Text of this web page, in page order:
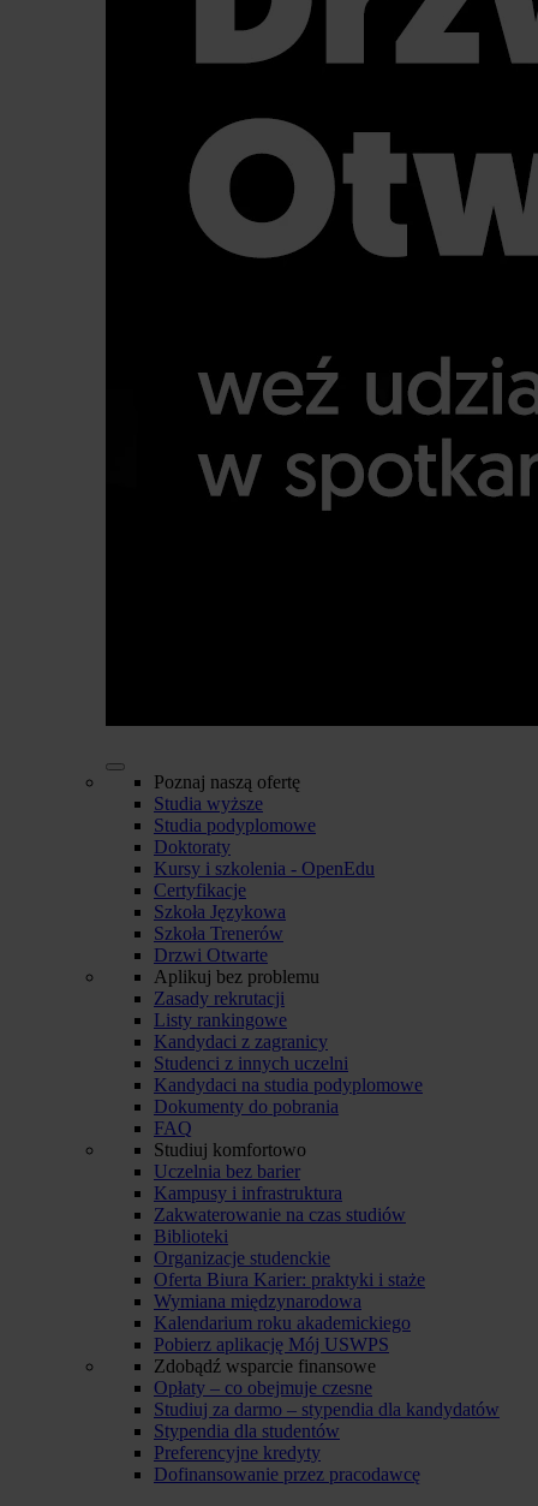
Poznaj naszą ofertę
Studia wyższe
Studia podyplomowe
Doktoraty
Kursy i szkolenia - OpenEdu
Certyfikacje
Szkoła Językowa
Szkoła Trenerów
Drzwi Otwarte
Aplikuj bez problemu
Zasady rekrutacji
Listy rankingowe
Kandydaci z zagranicy
Studenci z innych uczelni
Kandydaci na studia podyplomowe
Dokumenty do pobrania
FAQ
Studiuj komfortowo
Uczelnia bez barier
Kampusy i infrastruktura
Zakwaterowanie na czas studiów
Biblioteki
Organizacje studenckie
Oferta Biura Karier: praktyki i staże
Wymiana międzynarodowa
Kalendarium roku akademickiego
Pobierz aplikację Mój USWPS
Zdobądź wsparcie finansowe
Opłaty – co obejmuje czesne
Studiuj za darmo – stypendia dla kandydatów
Stypendia dla studentów
Preferencyjne kredyty
Dofinansowanie przez pracodawcę